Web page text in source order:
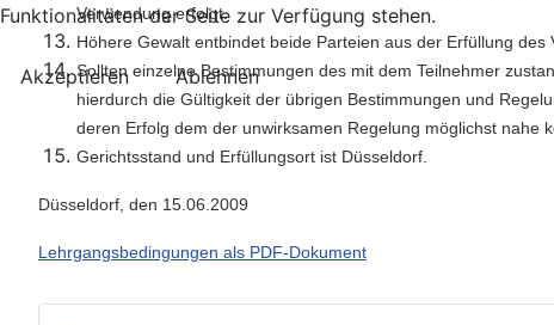
Verwendung erfolgt.
Höhere Gewalt entbindet beide Parteien aus der Erfüllung des
Sollten einzelne Bestimmungen des mit dem Teilnehmer
hierdurch die Gültigkeit der übrigen Bestimmungen und
deren Erfolg dem der unwirksamen Regelung möglichst nahe
Gerichtsstand und Erfüllungsort ist Düsseldorf.
Düsseldorf, den 15.06.2009
Lehrgangsbedingungen als PDF-Dokument
Funktionalitäten der Seite zur Verfügung stehen.
Akzeptieren
Ablehnen